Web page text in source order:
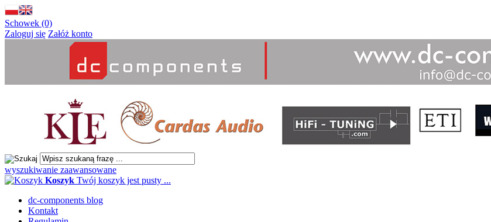
Schowek (0)
Zaloguj się Załóż konto
wyszukiwanie zaawansowane
Koszyk Twój koszyk jest pusty ...
dc-components blog
Kontakt